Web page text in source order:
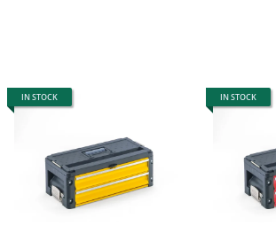
IN STOCK IN STOCK